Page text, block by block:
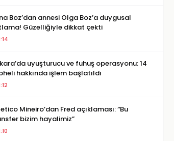
Boz’dan annesi Olga Boz’a duygusal
Güzelliğiyle dikkat çekti
uyuşturucu ve fuhuş operasyonu: 14
hakkında işlem başlatıldı
Mineiro’dan Fred açıklaması: “Bu
bizim hayalimiz”